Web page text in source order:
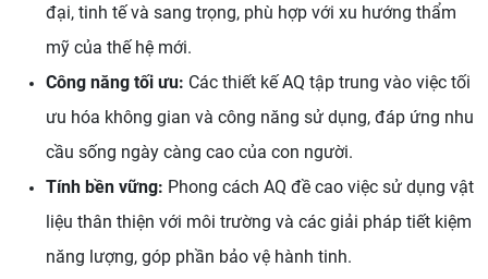
đại, tinh tế và sang trọng, phù hợp với xu hướng thẩm
mỹ của thế hệ mới.
Công năng tối ưu: Các thiết kế AQ tập trung vào việc tối
ưu hóa không gian và công năng sử dụng, đáp ứng nhu
cầu sống ngày càng cao của con người.
Tính bền vững: Phong cách AQ đề cao việc sử dụng vật
liệu thân thiện với môi trường và các giải pháp tiết kiệm
năng lượng, góp phần bảo vệ hành tinh.